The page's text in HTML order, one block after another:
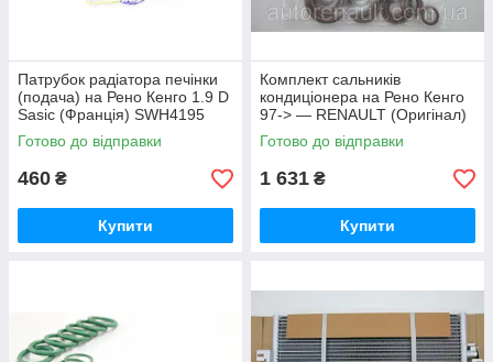
Патрубок радіатора печінки
(подача) на Рено Кенго 1.9 D
Sasic (Франція) SWH4195
Готово до відправки
460 ₴
Купити
Комплект сальників
кондиціонера на Рено Кенго
97-> — RENAULT (Оригінал)
- 7701207465
Готово до відправки
1 631 ₴
Купити